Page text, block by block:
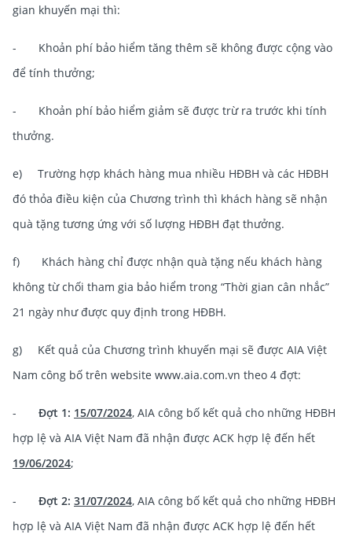
gian khuyến mại thì:
- Khoản phí bảo hiểm tăng thêm sẽ không được cộng vào
để tính thưởng;
- Khoản phí bảo hiểm giảm sẽ được trừ ra trước khi tính
thưởng.
e) Trường hợp khách hàng mua nhiều HĐBH và các HĐBH
đó thỏa điều kiện của Chương trình thì khách hàng sẽ nhận
quà tặng tương ứng với số lượng HĐBH đạt thưởng.
f) Khách hàng chỉ được nhận quà tặng nếu khách hàng
không từ chối tham gia bảo hiểm trong “Thời gian cân nhắc”
21 ngày như được quy định trong HĐBH.
g) Kết quả của Chương trình khuyến mại sẽ được AIA Việt
Nam công bố trên website www.aia.com.vn theo 4 đợt:
- Đợt 1: 15/07/2024, AIA công bố kết quả cho những HĐBH
hợp lệ và AIA Việt Nam đã nhận được ACK hợp lệ đến hết
19/06/2024;
- Đợt 2: 31/07/2024, AIA công bố kết quả cho những HĐBH
hợp lệ và AIA Việt Nam đã nhận được ACK hợp lệ đến hết